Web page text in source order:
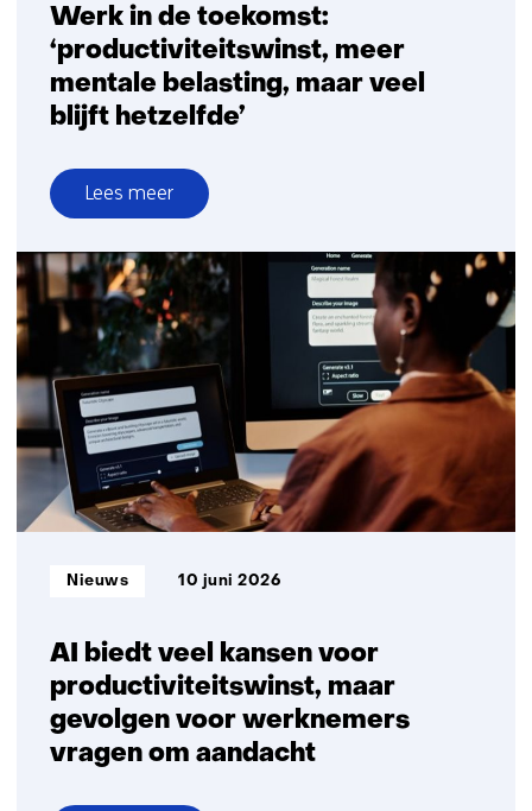
Werk in de toekomst:
‘productiviteitswinst, meer
mentale belasting, maar veel
blijft hetzelfde’
Lees meer
over
Werk
in
de
toekomst:
‘productiviteitswinst,
meer
mentale
belasting,
maar
veel
blijft
AI biedt veel kansen voor
productiviteitswinst, maar
gevolgen voor werknemers
vragen om aandacht
Informatietype:
Nieuws 10 juni 2026